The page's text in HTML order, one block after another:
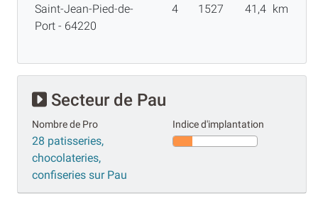
Saint-Jean-Pied-de-
Port - 64220
4 1527 41,4 km
Secteur de Pau
Nombre de Pro
28 patisseries,
chocolateries,
confiseries sur Pau
Indice d'implantation